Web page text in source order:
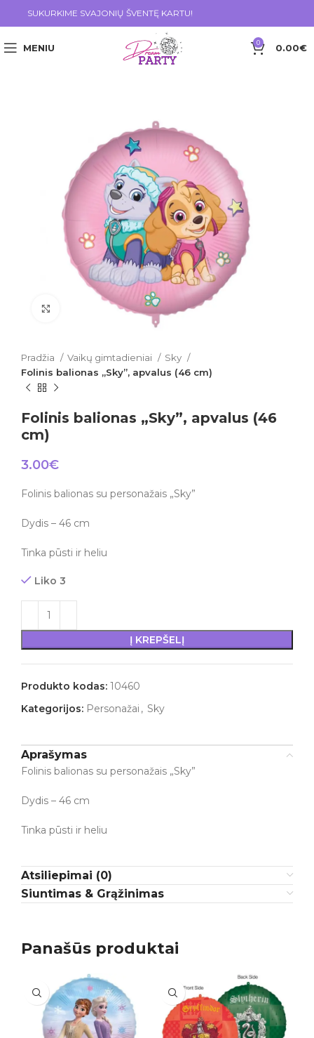
SUKURKIME SVAJONIŲ ŠVENTĘ KARTU!
MENIU 0 0.00€
Click to enlarge
Pradžia Vaikų gimtadieniai
Sky
Folinis balionas „Sky”, apvalus (46 cm)
Folinis balionas „Sky”, apvalus (46
cm)
3.00€
Folinis balionas su personažais „Sky”
Dydis – 46 cm
Tinka pūsti ir heliu
Liko 3
Į KREPŠELĮ
Produkto kodas: 10460
Kategorijos: Personažai , Sky
Aprašymas
Folinis balionas su personažais „Sky”
Dydis – 46 cm
Tinka pūsti ir heliu
Atsiliepimai (0)
Siuntimas & Grąžinimas
Panašūs produktai